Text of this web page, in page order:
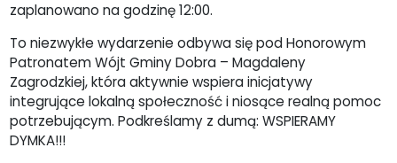
zaplanowano na godzinę 12:00.
To niezwykłe wydarzenie odbywa się pod Honorowym
Patronatem Wójt Gminy Dobra – Magdaleny
Zagrodzkiej, która aktywnie wspiera inicjatywy
integrujące lokalną społeczność i niosące realną pomoc
potrzebującym. Podkreślamy z dumą: WSPIERAMY
DYMKA!!!